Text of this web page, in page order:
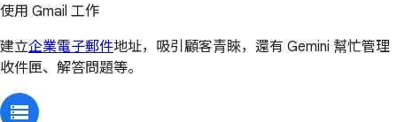
使用 Gmail 工作
建立企業電子郵件地址，吸引顧客青睞，還有 Gemini 幫忙管理
收件匣、解答問題等。